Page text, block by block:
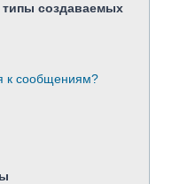
создаваемых
к сообщениям?